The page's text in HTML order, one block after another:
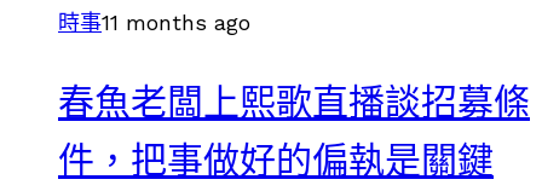
時事11 months ago
春魚老闆上熙歌直播談招募條
件，把事做好的偏執是關鍵